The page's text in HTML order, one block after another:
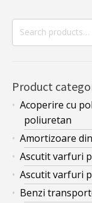
Search
Product
Acoperire cu
poliuretan
Amortizoare
Ascutit varfuri
Ascutit varfuri
Benzi